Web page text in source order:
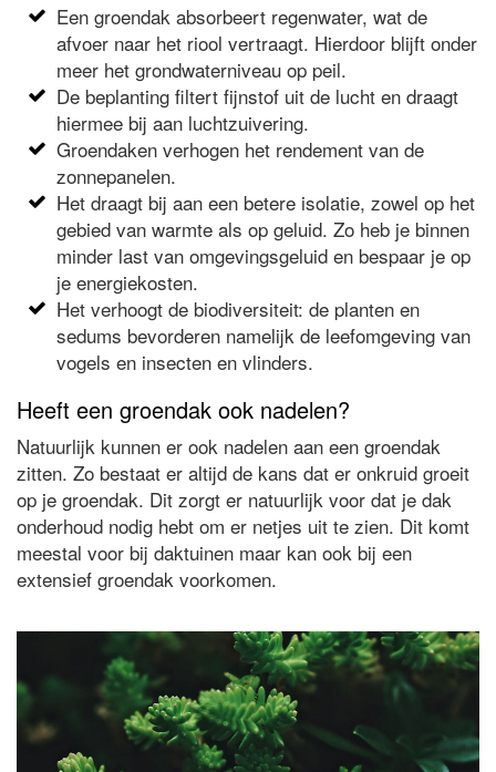
Een groendak absorbeert regenwater, wat de
afvoer naar het riool vertraagt. Hierdoor blijft onder
meer het grondwaterniveau op peil.
De beplanting filtert fijnstof uit de lucht en draagt
hiermee bij aan luchtzuivering.
Groendaken verhogen het rendement van de
zonnepanelen.
Het draagt bij aan een betere isolatie, zowel op het
gebied van warmte als op geluid. Zo heb je binnen
minder last van omgevingsgeluid en bespaar je op
je energiekosten.
Het verhoogt de biodiversiteit: de planten en
sedums bevorderen namelijk de leefomgeving van
vogels en insecten en vlinders.
Heeft een groendak ook nadelen?
Natuurlijk kunnen er ook nadelen aan een groendak
zitten. Zo bestaat er altijd de kans dat er onkruid groeit
op je groendak. Dit zorgt er natuurlijk voor dat je dak
onderhoud nodig hebt om er netjes uit te zien. Dit komt
meestal voor bij daktuinen maar kan ook bij een
extensief groendak voorkomen.